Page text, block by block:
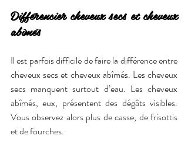
Différencier cheveux secs et cheveux
abîmés
Il est parfois difficile de faire la différence entre
cheveux secs et cheveux abîmés. Les cheveux
secs manquent surtout d’eau. Les cheveux
abîmés, eux, présentent des dégâts visibles.
Vous observez alors plus de casse, de frisottis
et de fourches.